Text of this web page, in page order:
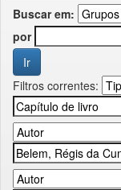
Buscar em:
por
Filtros correntes: